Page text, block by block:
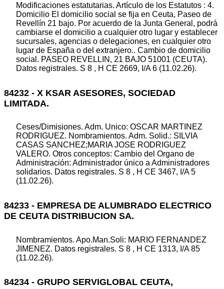
Modificaciones estatutarias. Artículo de los Estatutos : 4.
Domicilio El domicilio social se fija en Ceuta, Paseo de
Revellín 21 bajo. Por acuerdo de la Junta General, podrá
cambiarse el domicilio a cualquier otro lugar y establecer
sucursales, agencias o delegaciones, en cualquier otro
lugar de España o del extranjero.. Cambio de domicilio
social. PASEO REVELLIN, 21 BAJO 51001 (CEUTA).
Datos registrales. S 8 , H CE 2669, I/A 6 (11.02.26).
84232 - X KSAR ASESORES, SOCIEDAD
LIMITADA.
Ceses/Dimisiones. Adm. Unico: OSCAR MARTINEZ
RODRIGUEZ. Nombramientos. Adm. Solid.: SILVIA
CASAS SANCHEZ;MARIA JOSE RODRIGUEZ
VALERO. Otros conceptos: Cambio del Organo de
Administración: Administrador único a Administradores
solidarios. Datos registrales. S 8 , H CE 3467, I/A 5
(11.02.26).
84233 - EMPRESA DE ALUMBRADO ELECTRICO
DE CEUTA DISTRIBUCION SA.
Nombramientos. Apo.Man.Soli: MARIO FERNANDEZ
JIMENEZ. Datos registrales. S 8 , H CE 1313, I/A 85
(11.02.26).
84234 - GRUPO SERVIGLOBAL CEUTA,